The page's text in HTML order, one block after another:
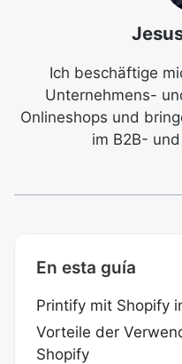
Ich beschäftige
Unternehmens-
Onlineshops und
im B2B-
En esta guía
Printify mit Shopify
Vorteile der
Shopify